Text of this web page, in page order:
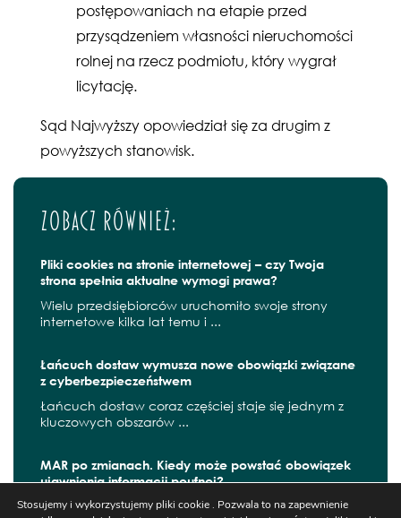
postępowaniach na etapie przed
przysądzeniem własności nieruchomości
rolnej na rzecz podmiotu, który wygrał
licytację.
Sąd Najwyższy opowiedział się za drugim z
powyższych stanowisk.
Zobacz również:
Pliki cookies na stronie internetowej – czy Twoja
strona spełnia aktualne wymogi prawa?
Wielu przedsiębiorców uruchomiło swoje strony
internetowe kilka lat temu i ...
Łańcuch dostaw wymusza nowe obowiązki związane
z cyberbezpieczeństwem
Łańcuch dostaw coraz częściej staje się jednym z
kluczowych obszarów ...
MAR po zmianach. Kiedy może powstać obowiązek
ujawnienia informacji poufnej?
W czerwcu 2026 r. zaczęły obowiązywać kolejne
Stosujemy i wykorzystujemy pliki cookie . Pozwala to na zapewnienie